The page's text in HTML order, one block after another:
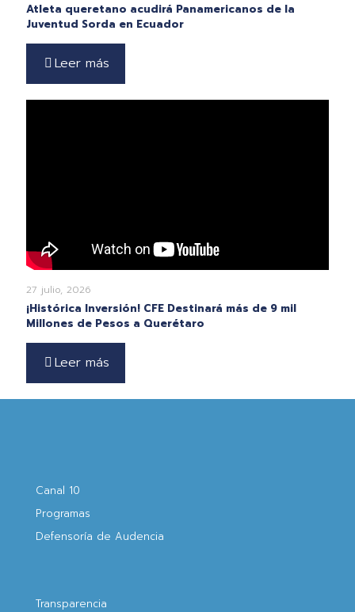
Atleta queretano acudirá Panamericanos de la
Juventud Sorda en Ecuador
Leer más
27 julio, 2026
¡Histórica Inversión! CFE Destinará más de 9 mil
Millones de Pesos a Querétaro
Leer más
Canal 10
Programas
Defensoría de Audencia
Transparencia